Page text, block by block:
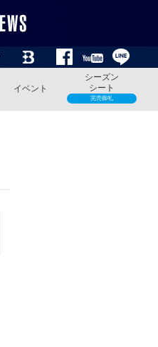
シーズン
シート
完売御礼
イベント